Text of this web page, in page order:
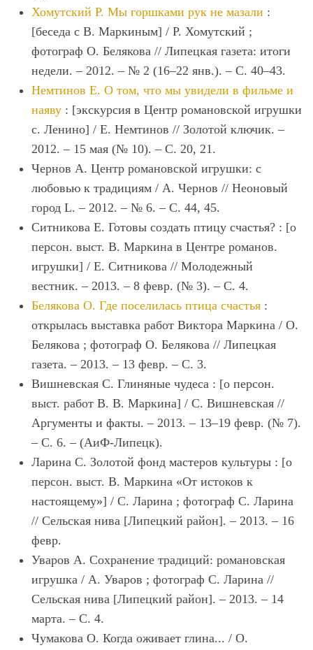
Хомутский Р. Мы горшками рук не мазали :
[беседа с В. Маркиным] / Р. Хомутский ;
фотограф О. Белякова // Липецкая газета: итоги
недели. – 2012. – № 2 (16–22 янв.). – С. 40–43.
Немтинов Е. О том, что мы увидели в фильме и
наяву : [экскурсия в Центр романовской игрушки
с. Ленино] / Е. Немтинов // Золотой ключик. –
2012. – 15 мая (№ 10). – С. 20, 21.
Чернов А. Центр романовской игрушки: с
любовью к традициям / А. Чернов // Неоновый
город L. – 2012. – № 6. – С. 44, 45.
Ситникова Е. Готовы создать птицу счастья? : [о
персон. выст. В. Маркина в Центре романов.
игрушки] / Е. Ситникова // Молодежный
вестник. – 2013. – 8 февр. (№ 3). – С. 4.
Белякова О. Где поселилась птица счастья :
открылась выставка работ Виктора Маркина / О.
Белякова ; фотограф О. Белякова // Липецкая
газета. – 2013. – 13 февр. – С. 3.
Вишневская С. Глиняные чудеса : [о персон.
выст. работ В. В. Маркина] / С. Вишневская //
Аргументы и факты. – 2013. – 13–19 февр. (№ 7).
– С. 6. – (АиФ-Липецк).
Ларина С. Золотой фонд мастеров культуры : [о
персон. выст. В. Маркина «От истоков к
настоящему»] / С. Ларина ; фотограф С. Ларина
// Сельская нива [Липецкий район]. – 2013. – 16
февр.
Уваров А. Сохранение традиций: романовская
игрушка / А. Уваров ; фотограф С. Ларина //
Сельская нива [Липецкий район]. – 2013. – 14
марта. – С. 4.
Чумакова О. Когда оживает глина... / О.